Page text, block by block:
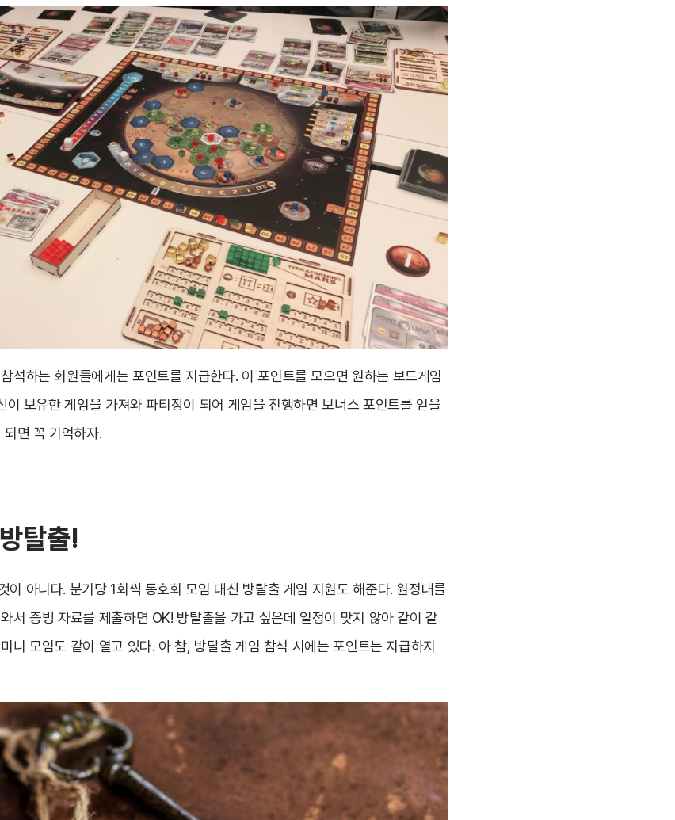
석하는 회원들에게는 포인트를 지급한다. 이 포인트를 모으면 원하는 보드게임
이 보유한 게임을 가져와 파티장이 되어 게임을 진행하면 보너스 포인트를 얻을
면 꼭 기억하자.
탈출!
이 아니다. 분기당 1회씩 동호회 모임 대신 방탈출 게임 지원도 해준다. 원정대를
서 증빙 자료를 제출하면 OK! 방탈출을 가고 싶은데 일정이 맞지 않아 같이 갈
니 모임도 같이 열고 있다. 아 참, 방탈출 게임 참석 시에는 포인트는 지급하지